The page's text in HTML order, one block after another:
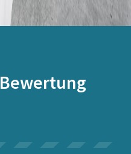
Bewertung